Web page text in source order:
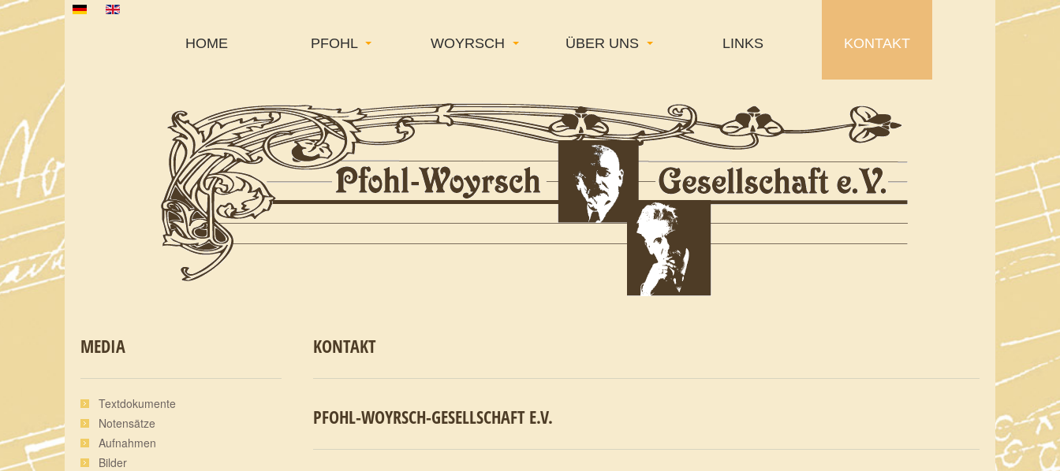
Sprache auswählen
HOME PFOHL WOYRSCH ÜBER UNS LINKS KONTAKT
KONTAKT
PFOHL-WOYRSCH-GESELLSCHAFT E.V.
MEDIA
Textdokumente
Notensätze
Aufnahmen
Bilder